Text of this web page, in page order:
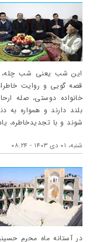
این شب یعنی شب چله،
قصه گویی و روایت
خانواده دوستی، صله
بلند دارند و همواره
شوند و با تجدیدخاطره،
شنبه، ۰۱ دی ۱۴۰۳ - ۰۸:۲۴
در آستانه ماه محرم